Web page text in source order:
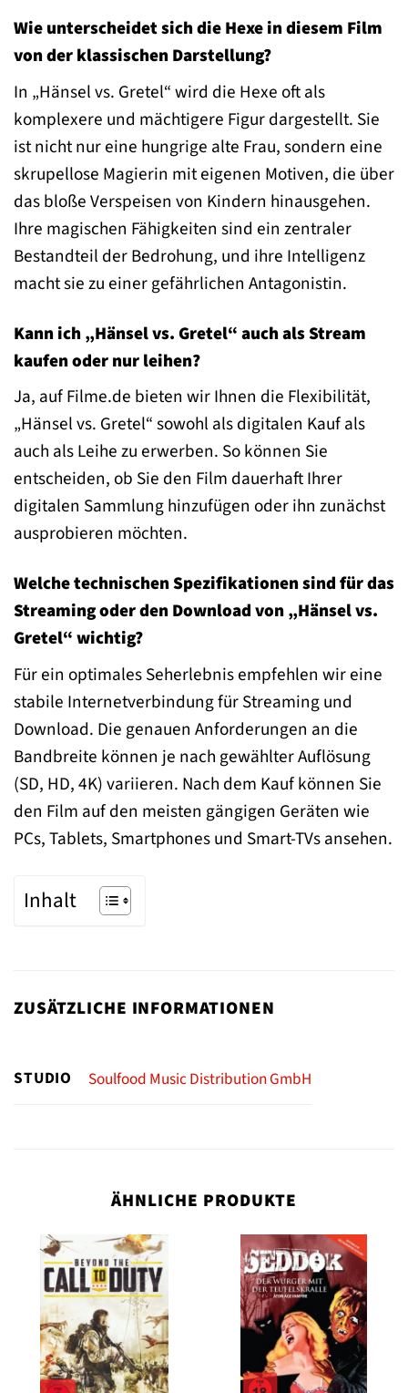
Wie unterscheidet sich die Hexe in diesem Film
von der klassischen Darstellung?
In „Hänsel vs. Gretel“ wird die Hexe oft als
komplexere und mächtigere Figur dargestellt. Sie
ist nicht nur eine hungrige alte Frau, sondern eine
skrupellose Magierin mit eigenen Motiven, die über
das bloße Verspeisen von Kindern hinausgehen.
Ihre magischen Fähigkeiten sind ein zentraler
Bestandteil der Bedrohung, und ihre Intelligenz
macht sie zu einer gefährlichen Antagonistin.
Kann ich „Hänsel vs. Gretel“ auch als Stream
kaufen oder nur leihen?
Ja, auf Filme.de bieten wir Ihnen die Flexibilität,
„Hänsel vs. Gretel“ sowohl als digitalen Kauf als
auch als Leihe zu erwerben. So können Sie
entscheiden, ob Sie den Film dauerhaft Ihrer
digitalen Sammlung hinzufügen oder ihn zunächst
ausprobieren möchten.
Welche technischen Spezifikationen sind für das
Streaming oder den Download von „Hänsel vs.
Gretel“ wichtig?
Für ein optimales Seherlebnis empfehlen wir eine
stabile Internetverbindung für Streaming und
Download. Die genauen Anforderungen an die
Bandbreite können je nach gewählter Auflösung
(SD, HD, 4K) variieren. Nach dem Kauf können Sie
den Film auf den meisten gängigen Geräten wie
PCs, Tablets, Smartphones und Smart-TVs ansehen.
Inhalt
ZUSÄTZLICHE INFORMATIONEN
STUDIO Soulfood Music Distribution GmbH
ÄHNLICHE PRODUKTE